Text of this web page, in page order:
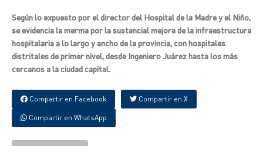
Según lo expuesto por el director del Hospital de la Madre y el Niño,
se evidencia la merma por la sustancial mejora de la infraestructura
hospitalaria a lo largo y ancho de la provincia, con hospitales
distritales de primer nivel, desde Ingeniero Juárez hasta los más
cercanos a la ciudad capital.
Compartir en Facebook Compartir en X
Compartir en WhatsApp